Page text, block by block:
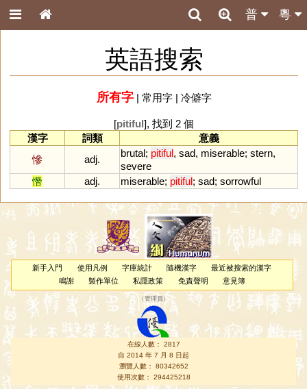
粵
普
英語搜索
所有字| 常用字| 冷僻字
[pitiful], 找到 2 個
漢字
詞類
意義
慘
adj.
brutal; pitiful, sad, miserable; stern,
severe
憯
adj. miserable; pitiful; sad; sorrowful
新手入門 使用凡例 字庫統計 隨機漢字
最近被搜索的漢字
鳴謝
製作單位 私隱政策 免責聲明 意見簿
（管理員 ）
在線人數： 2817
自 2014 年 7 月 8 日起
瀏覽人數： 80342652
使用次數： 294425218